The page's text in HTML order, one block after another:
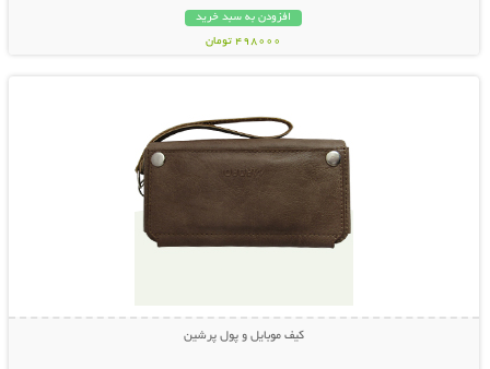
افزودن به سبد خرید
498000 تومان
نمایش توضیحات بیشتر
کیف موبایل و پول پرشین